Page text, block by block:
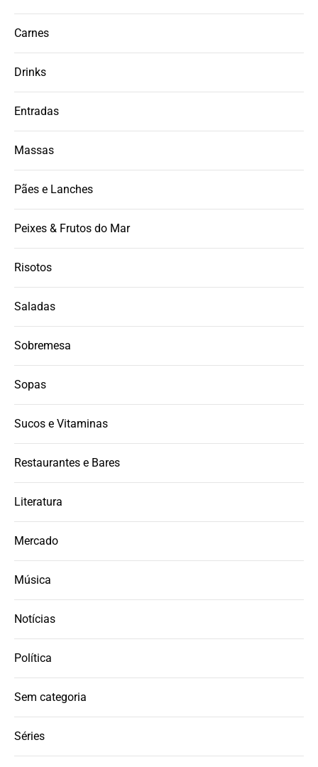
Carnes
Drinks
Entradas
Massas
Pães e Lanches
Peixes & Frutos do Mar
Risotos
Saladas
Sobremesa
Sopas
Sucos e Vitaminas
Restaurantes e Bares
Literatura
Mercado
Música
Notícias
Política
Sem categoria
Séries